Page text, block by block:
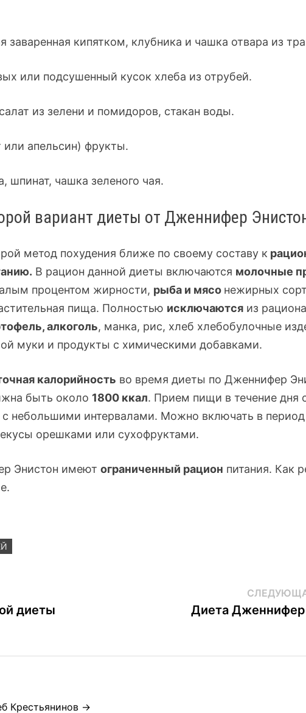
заваренная кипятком, клубника и чашка отвара из
или подсушенный кусок хлеба из отрубей.
из зелени и помидоров, стакан воды.
или апельсин) фрукты.
шпинат, чашка зеленого чая.
вариант диеты от Дженнифер
метод похудения ближе по своему составу к
В рацион данной диеты включаются молочные
процентом жирности, рыба и мясо нежирных
пища. Полностью исключаются из рациона
алкоголь, манка, рис, хлеб хлебобулочные
муки и продукты с химическими добавками.
калорийность во время диеты по Дженнифер
быть около 1800 ккал. Прием пищи в течение дня
с небольшими интервалами. Можно включать в
орешками или сухофруктами.
Энистон имеютограниченный рацион питания. Как
диеты Диета Дженнифер
Крестьянинов →